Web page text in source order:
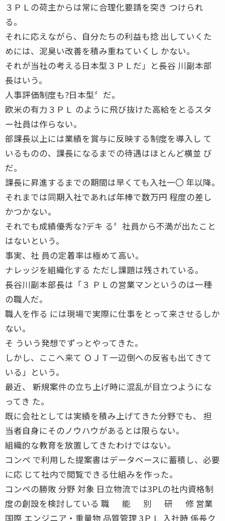
３ＰＬの荷主からは常に合理化要請を突き つけられ
る。
それに応えながら、自分たちの利益も捻 出していくた
めには、泥臭い改善を積み重ねていくし かない。
それが当社の考える日本型３ＰＬだ」と長谷 川副本部
長はいう。
人事評価制度も?日本型〞だ。
欧米の有力３ＰＬ のように飛び抜けた高給をとるスタ
ー社員は作らない。
部課長以上には業績を賞与に反映する制度を導入し て
いるものの、課長になるまでの待遇はほとんど横並 び
だ。
課長に昇進するまでの期間は早くても入社一〇 年以降。
それまでは同期入社であれば年棒で数万円 程度の差し
かつかない。
それでも成績優秀な?デキ る〞社員から不満が出たこと
はないという。
事実、社 員の定着率は極めて高い。
ナレッジを組織化する ただし課題は残されている。
長谷川副本部長は「３ ＰＬの営業マンというのは一種
の職人だ。
職人を作る には現場で実際に仕事をとって来させるしか
ない。
そ ういう発想でずっとやってきた。
しかし、ここへ来て ＯＪＴ一辺倒への反省も出てきて
いる」という。
最近、 新規案件の立ち上げ時に混乱が目立つようにな
ってき た。
既に会社としては実績を積み上げてきた分野でも、 担
当者自身にそのノウハウがあるとは限らない。
組織的な教育を放置してきたわけではない。
コンペ で利用した提案書はデータベースに蓄積し、必要
に応 じて社内で閲覧できる仕組みを作った。
コンペの勝敗 分野 対象 日立物流では3PLの社内資格制
度の創設を検討している 職 能 別 研 修 営業
国際 エンジニア・重量物 品質管理 3ＰＬ 入社時 係長ク